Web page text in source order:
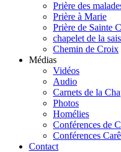
Prière des
Prière à Marie
Prière de Sainte
chapelet de la
Chemin de Croix
Médias
Vidéos
Audio
Carnets de la
Photos
Homélies
Conférences de
Conférences
Contact